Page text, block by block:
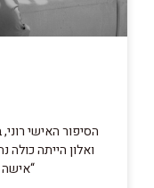
הסיפור האישי
ואלון הייתה כולה